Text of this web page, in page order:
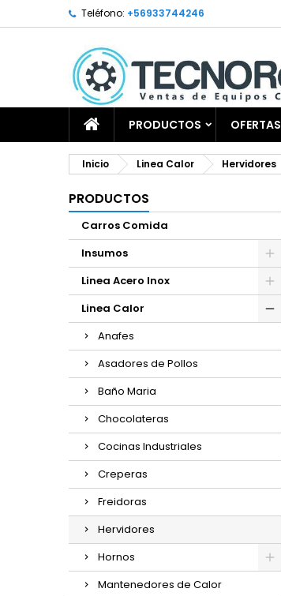
Teléfono: +56933744246
PRODUCTOS OFERTAS
Inicio Linea Calor Hervidores
PRODUCTOS
Carros Comida
Insumos
Linea Acero Inox
Linea Calor
Anafes
Asadores de Pollos
Baño Maria
Chocolateras
Cocinas Industriales
Creperas
Freidoras
Hervidores
Hornos
Mantenedores de Calor